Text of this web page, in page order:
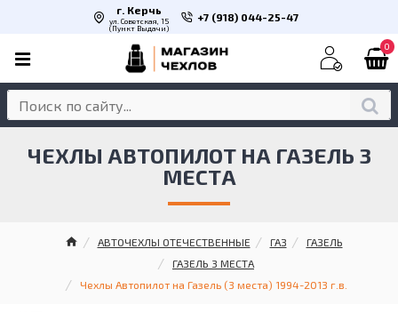
г. Керчь
ул. Советская, 15
(Пункт Выдачи)
+7 (918) 044-25-47
0
АВТОЧЕХЛЫ ОТЕЧЕСТВЕННЫЕ ГАЗ
ГАЗЕЛЬ
ГАЗЕЛЬ 3 МЕСТА
Чехлы Автопилот на Газель (3 места) 1994-2013 г.в.
ЧЕХЛЫ АВТОПИЛОТ НА ГАЗЕЛЬ 3
МЕСТА